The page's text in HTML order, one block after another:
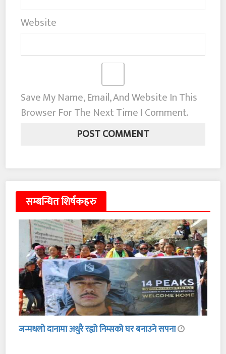
Website
Save My Name, Email, And Website In This
Browser For The Next Time I Comment.
सम्बन्धित शिर्षकहरु
जन्मथलो दानामा अधुरै रह्यो निम्सको घर बनाउने सपना